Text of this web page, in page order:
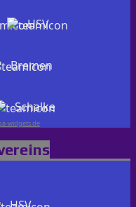
HSV
Bremen
Schalke
widgets.de